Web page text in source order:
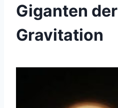
Giganten der
Gravitation